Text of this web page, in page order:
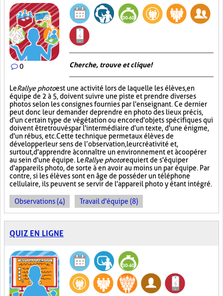
0 Cherche, trouve et clique !
LeRallye photoest une activité lors de laquelle les élèves, en
équipe de 2 à 5, doivent suivre une piste et prendre diverses
photos selon les consignes fournies par l'enseignant. Ce dernier
peut donc leur demander de prendre en photo des lieux précis,
d'un certain type de végétation ou encore d'objets spécifiques qui
doivent être trouvés par l'intermédiaire d'un texte, d'une énigme,
d'un rébus, etc. Cette technique permet aux élèves de
développer leur sens de l’observation, leur créativité et,
surtout, d'apprendre à connaître un environnement et à coopérer
au sein d'une équipe. LeRallye photorequiert de s'équiper
d'appareils photo, de sorte à en avoir au moins un par équipe. Par
contre, si les élèves sont en âge de posséder un téléphone
cellulaire, ils peuvent se servir de l'appareil photo y étant intégré.
Observations (4) Travail d'équipe (8)
QUIZ EN LIGNE